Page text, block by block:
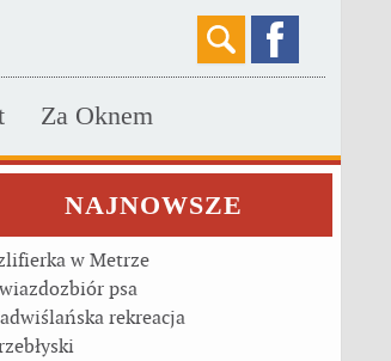
Za Oknem
NAJNOWSZE
w Metrze
psa
rekreacja